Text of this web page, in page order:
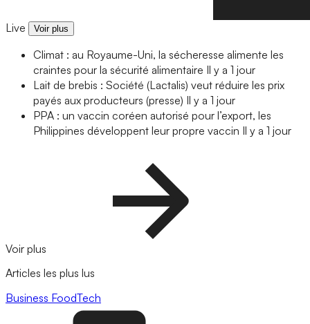
Live Voir plus
Climat : au Royaume-Uni, la sécheresse alimente les
craintes pour la sécurité alimentaire Il y a 1 jour
Lait de brebis : Société (Lactalis) veut réduire les prix
payés aux producteurs (presse) Il y a 1 jour
PPA : un vaccin coréen autorisé pour l’export, les
Philippines développent leur propre vaccin Il y a 1 jour
Voir plus
Articles les plus lus
Business FoodTech